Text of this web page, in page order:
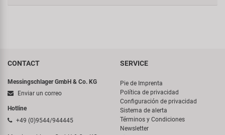
CONTACT
Messingschlager GmbH & Co. KG
Enviar un correo
Hotline
+49 (0)9544/944445
SERVICE
Pie de Imprenta
Política de privacidad
Configuración de privacidad
Sistema de alerta
Términos y Condiciones
Newsletter